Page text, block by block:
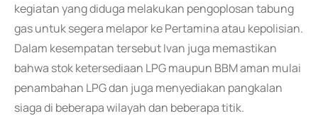
kegiatan yang diduga melakukan pengoplosan tabung
gas untuk segera melapor ke Pertamina atau kepolisian.
Dalam kesempatan tersebut Ivan juga memastikan
bahwa stok ketersediaan LPG maupun BBM aman mulai
penambahan LPG dan juga menyediakan pangkalan
siaga di beberapa wilayah dan beberapa titik.